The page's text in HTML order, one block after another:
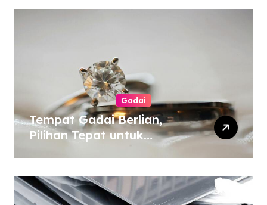
Gadai
Tempat Gadai Berlian,
Pilihan Tepat untuk